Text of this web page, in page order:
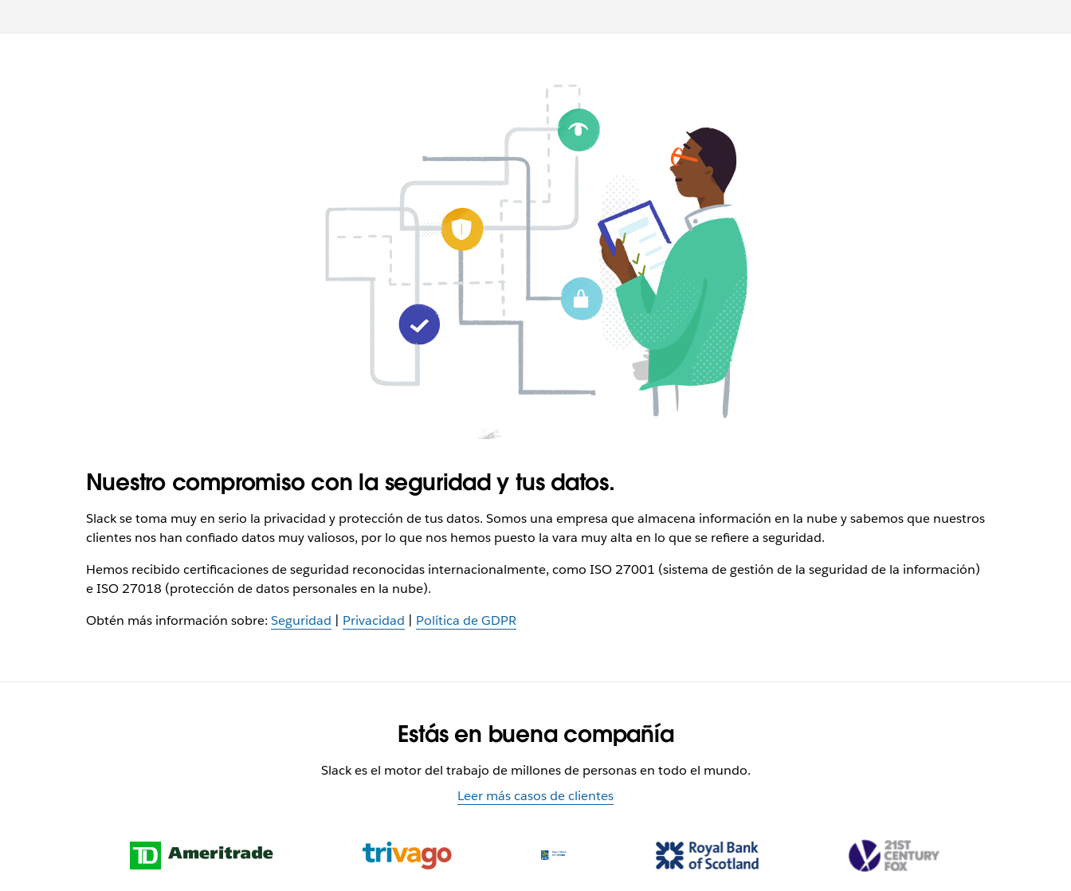
Nuestro compromiso con la seguridad y tus datos.
Slack se toma muy en serio la privacidad y protección de tus datos. Somos una empresa que almacena información en la nube y sabemos que nuestros
clientes nos han confiado datos muy valiosos, por lo que nos hemos puesto la vara muy alta en lo que se refiere a seguridad.
Hemos recibido certificaciones de seguridad reconocidas internacionalmente, como ISO 27001 (sistema de gestión de la seguridad de la información)
e ISO 27018 (protección de datos personales en la nube).
Obtén más información sobre: Seguridad | Privacidad | Política de GDPR
Estás en buena compañía
Slack es el motor del trabajo de millones de personas en todo el mundo.
Leer más casos de clientes